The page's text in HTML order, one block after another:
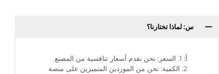
س: لماذا تختارنا؟
أ: 1. السعر: نحن نقدم أسعار تنافسية من المصنع.
2. الكمية: نحن من الموردين المتميزين على منصة